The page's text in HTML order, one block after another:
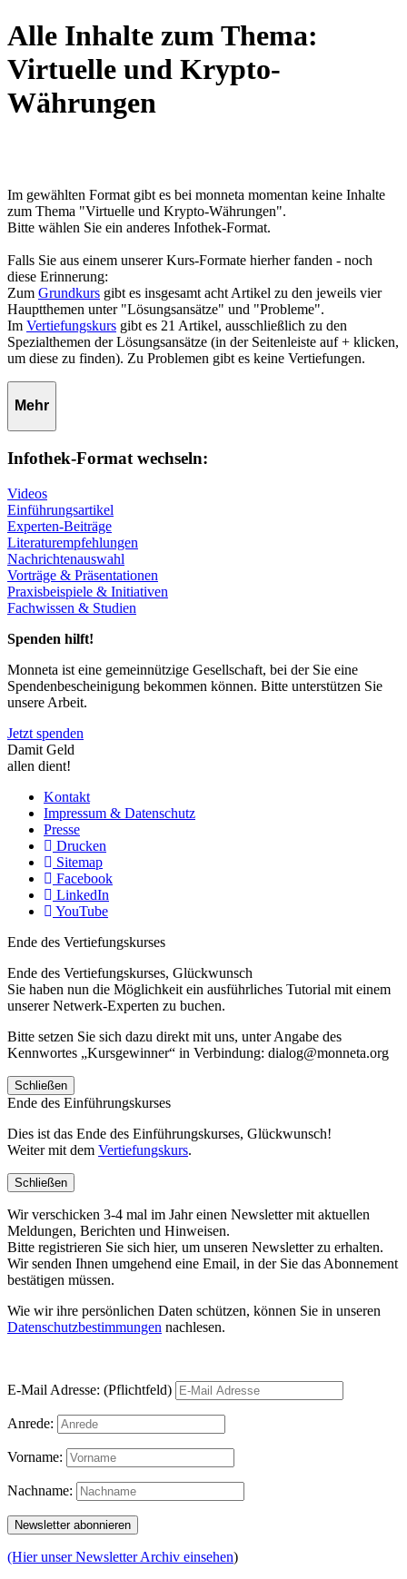
Alle Inhalte zum Thema:
Virtuelle und Krypto-
Währungen
Im gewählten Format gibt es bei monneta momentan keine Inhalte
zum Thema "Virtuelle und Krypto-Währungen".
Bitte wählen Sie ein anderes Infothek-Format.
Falls Sie aus einem unserer Kurs-Formate hierher fanden - noch
diese Erinnerung:
Zum Grundkurs gibt es insgesamt acht Artikel zu den jeweils vier
Hauptthemen unter "Lösungsansätze" und "Probleme".
Im Vertiefungskurs gibt es 21 Artikel, ausschließlich zu den
Spezialthemen der Lösungsansätze (in der Seitenleiste auf + klicken,
um diese zu finden). Zu Problemen gibt es keine Vertiefungen.
Mehr
Infothek-Format wechseln:
Videos
Einführungsartikel
Experten-Beiträge
Literaturempfehlungen
Nachrichtenauswahl
Vorträge & Präsentationen
Praxisbeispiele & Initiativen
Fachwissen & Studien
Spenden hilft!
Monneta ist eine gemeinnützige Gesellschaft, bei der Sie eine
Spendenbescheinigung bekommen können. Bitte unterstützen Sie
unsere Arbeit.
Jetzt spenden
Damit Geld
allen dient!
Kontakt
Impressum & Datenschutz
Presse
Drucken
Sitemap
Facebook
LinkedIn
YouTube
Ende des Vertiefungskurses
Ende des Vertiefungskurses, Glückwunsch
Sie haben nun die Möglichkeit ein ausführliches Tutorial mit einem
unserer Netwerk-Experten zu buchen.
Bitte setzen Sie sich dazu direkt mit uns, unter Angabe des
Kennwortes „Kursgewinner“ in Verbindung: dialog@monneta.org
Schließen
Ende des Einführungskurses
Dies ist das Ende des Einführungskurses, Glückwunsch!
Weiter mit dem Vertiefungskurs.
Schließen
Wir verschicken 3-4 mal im Jahr einen Newsletter mit aktuellen
Meldungen, Berichten und Hinweisen.
Bitte registrieren Sie sich hier, um unseren Newsletter zu erhalten.
Wir senden Ihnen umgehend eine Email, in der Sie das Abonnement
bestätigen müssen.
Wie wir ihre persönlichen Daten schützen, können Sie in unseren
Datenschutzbestimmungen nachlesen.
E-Mail Adresse: (Pflichtfeld)
Anrede:
Vorname:
Nachname:
(Hier unser Newsletter Archiv einsehen)